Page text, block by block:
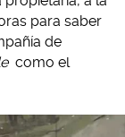
para saber
de
como el